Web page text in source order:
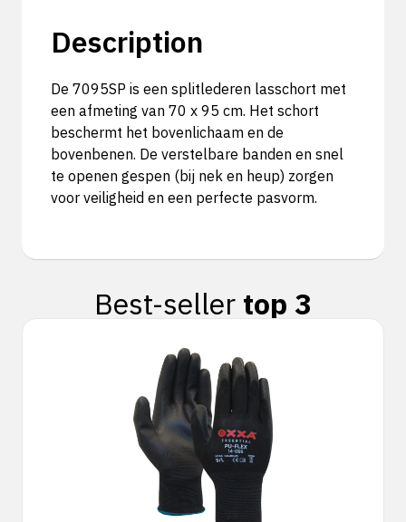
Description
De 7095SP is een splitlederen lasschort met
een afmeting van 70 x 95 cm. Het schort
beschermt het bovenlichaam en de
bovenbenen. De verstelbare banden en snel
te openen gespen (bij nek en heup) zorgen
voor veiligheid en een perfecte pasvorm.
Best-seller top 3